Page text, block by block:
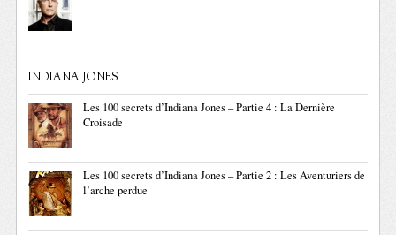
INDIANA JONES
Les 100 secrets d’Indiana Jones – Partie 4 : La Dernière
Croisade
Les 100 secrets d’Indiana Jones – Partie 2 : Les Aventuriers de
l’arche perdue